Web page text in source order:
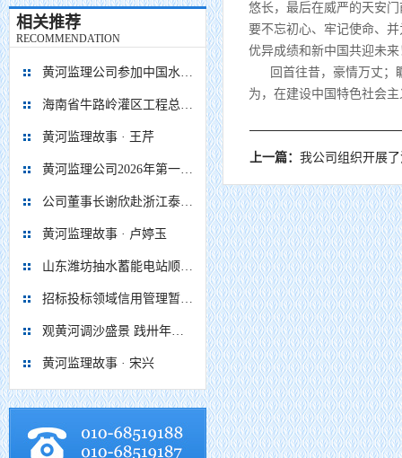
相关推荐
RECOMMENDATION
黄河监理公司参加中国水利学会水库移民专业委员会成立大会
海南省牛路岭灌区工程总干渠1#隧洞无压段提前5个月贯通
黄河监理故事 · 王芹
黄河监理公司2026年第一次 股东会、董事会、监事会顺利召开
公司董事长谢欣赴浙江泰顺抽水蓄能电站项目调研慰问
黄河监理故事 · 卢婷玉
山东潍坊抽水蓄能电站顺利通过蓄水阶段移民安置省级终验
招标投标领域信用管理暂行办法
观黄河调沙盛景 践卅年监理初心
黄河监理故事 · 宋兴
悠长，最后在威严的天安
要不忘初心、牢记使命、
优异成绩和新中国共迎未来
回首往昔，豪情万丈；瞩
为，在建设中国特色社会
上一篇： 我公司组织开展了消防及